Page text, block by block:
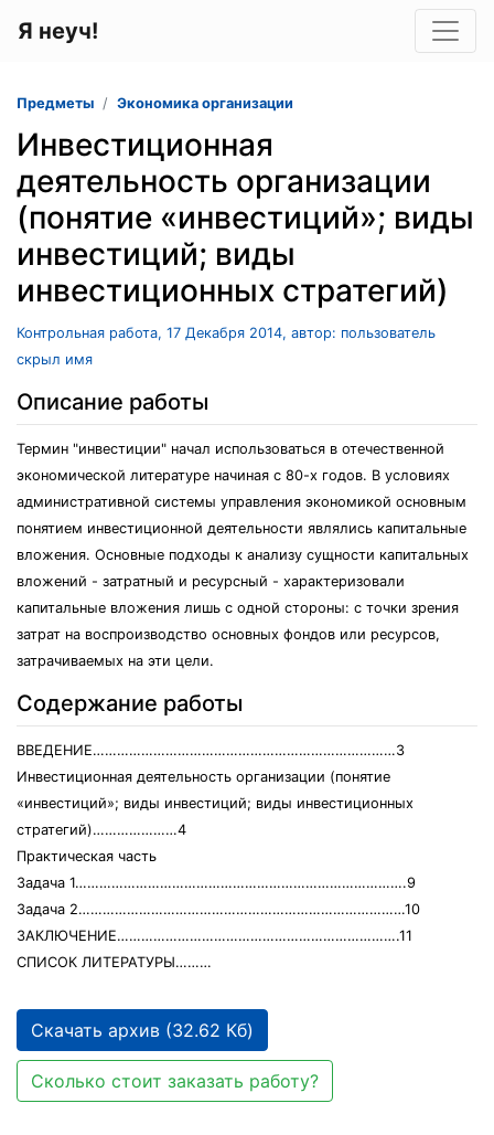
Я неуч!
Предметы Экономика организации
Инвестиционная
деятельность организации
(понятие «инвестиций»; виды
инвестиций; виды
инвестиционных стратегий)
Контрольная работа, 17 Декабря 2014, автор: пользователь
скрыл имя
Описание работы
Термин "инвестиции" начал использоваться в отечественной
экономической литературе начиная с 80-х годов. В условиях
административной системы управления экономикой основным
понятием инвестиционной деятельности являлись капитальные
вложения. Основные подходы к анализу сущности капитальных
вложений - затратный и ресурсный - характеризовали
капитальные вложения лишь с одной стороны: с точки зрения
затрат на воспроизводство основных фондов или ресурсов,
затрачиваемых на эти цели.
Содержание работы
ВВЕДЕНИЕ…………………………………………………………………3
Инвестиционная деятельность организации (понятие
«инвестиций»; виды инвестиций; виды инвестиционных
стратегий)…………………4
Практическая часть
Задача 1……………………………………………………………………….9
Задача 2………………………………………………………………………10
ЗАКЛЮЧЕНИЕ…………………………………………………………….11
СПИСОК ЛИТЕРАТУРЫ………
Скачать архив (32.62 Кб)
Сколько стоит заказать работу?